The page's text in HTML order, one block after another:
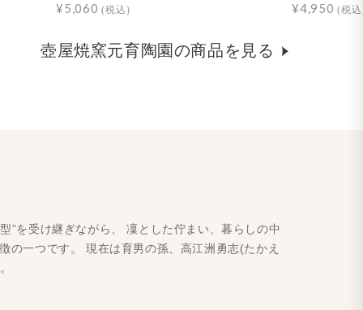
¥5,060(税込) ¥4,950(税
壺屋焼窯元育陶園の商品を見る
”を受け継ぎながら、 凜とした佇まい、暮らしの中
の一つです。 現在は育男の孫、高江洲勇志(たかえ